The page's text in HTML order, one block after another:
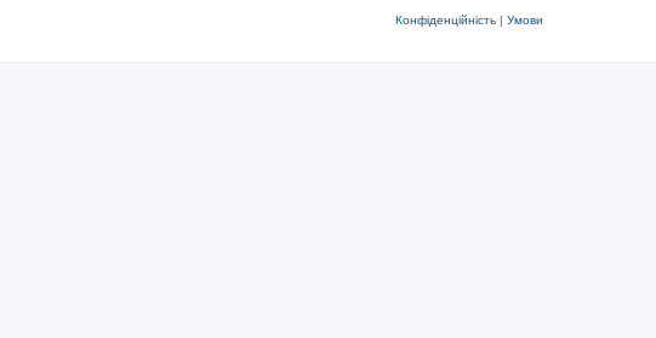
Конфіденційність | Умови